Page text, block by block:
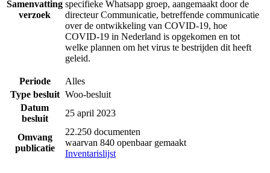
Samenvatting
verzoek
specifieke Whatsapp groep, aangemaakt door de
directeur Communicatie, betreffende communicatie
over de ontwikkeling van COVID-19, hoe
COVID-19 in Nederland is opgekomen en tot
welke plannen om het virus te bestrijden dit heeft
geleid.
Periode
Alles
Type besluit Woo-besluit
Datum
besluit
25 april 2023
Omvang
publicatie
22.250 documenten
waarvan 840 openbaar gemaakt
Inventarislijst